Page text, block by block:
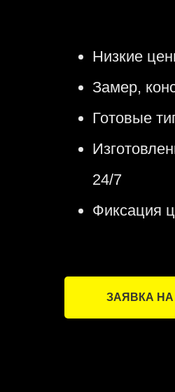
Низкие
Замер,
Готовые
24/7
Фиксация
ЗАЯВКА